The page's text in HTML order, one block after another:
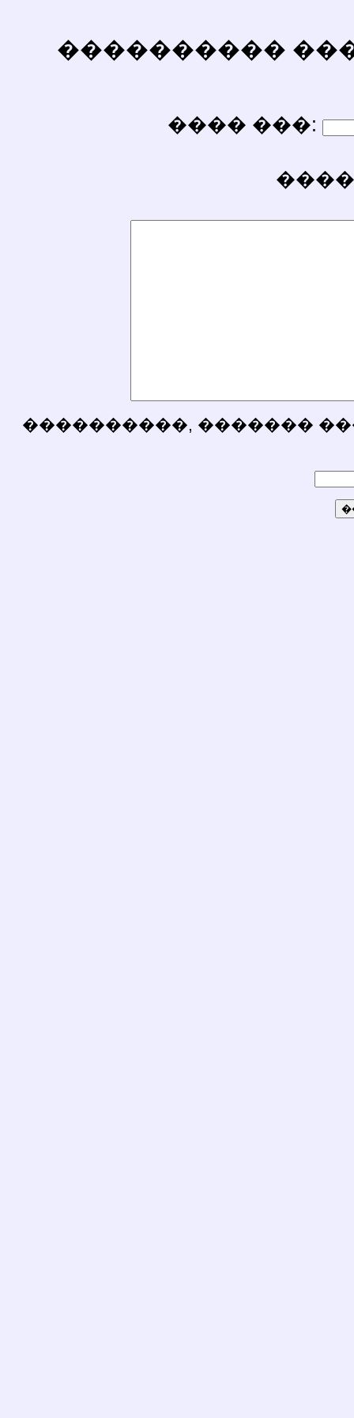
����������
���� ���:
����������, �������